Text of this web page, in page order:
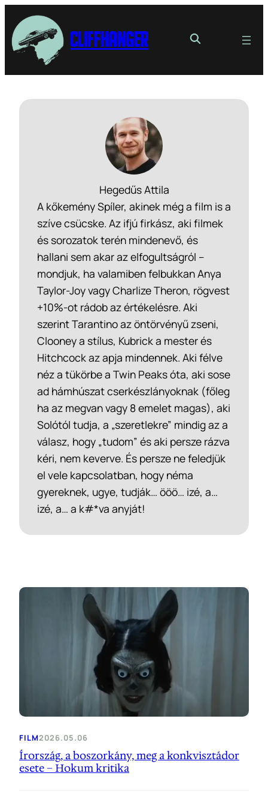
Cliffhanger
Hegedűs Attila
A kőkemény Spíler, akinek még a film is a
szíve csücske. Az ifjú firkász, aki filmek
és sorozatok terén mindenevő, és
hallani sem akar az elfogultságról –
mondjuk, ha valamiben felbukkan Anya
Taylor-Joy vagy Charlize Theron, rögvest
+10%-ot rádob az értékelésre. Aki
szerint Tarantino az öntörvényű zseni,
Clooney a stílus, Kubrick a mester és
Hitchcock az apja mindennek. Aki félve
néz a tükörbe a Twin Peaks óta, aki sose
ad hámhúszat cserkészlányoknak (főleg
ha az megvan vagy 8 emelet magas), aki
Solótól tudja, a „szeretlekre” mindig az a
válasz, hogy „tudom” és aki persze rázva
kéri, nem keverve. És persze ne feledjük
el vele kapcsolatban, hogy néma
gyereknek, ugye, tudják… ööö… izé, a…
izé, a… a k#*va anyját!
FILM2026.05.06
Írország, a boszorkány, meg a konkvisztádor
esete – Hokum kritika